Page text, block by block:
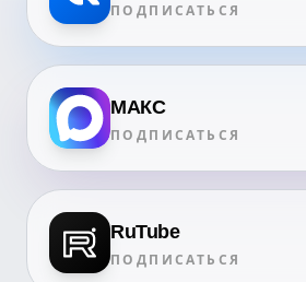
ПОДПИСАТЬСЯ
МАКС
ПОДПИСАТЬСЯ
RuTube
ПОДПИСАТЬСЯ